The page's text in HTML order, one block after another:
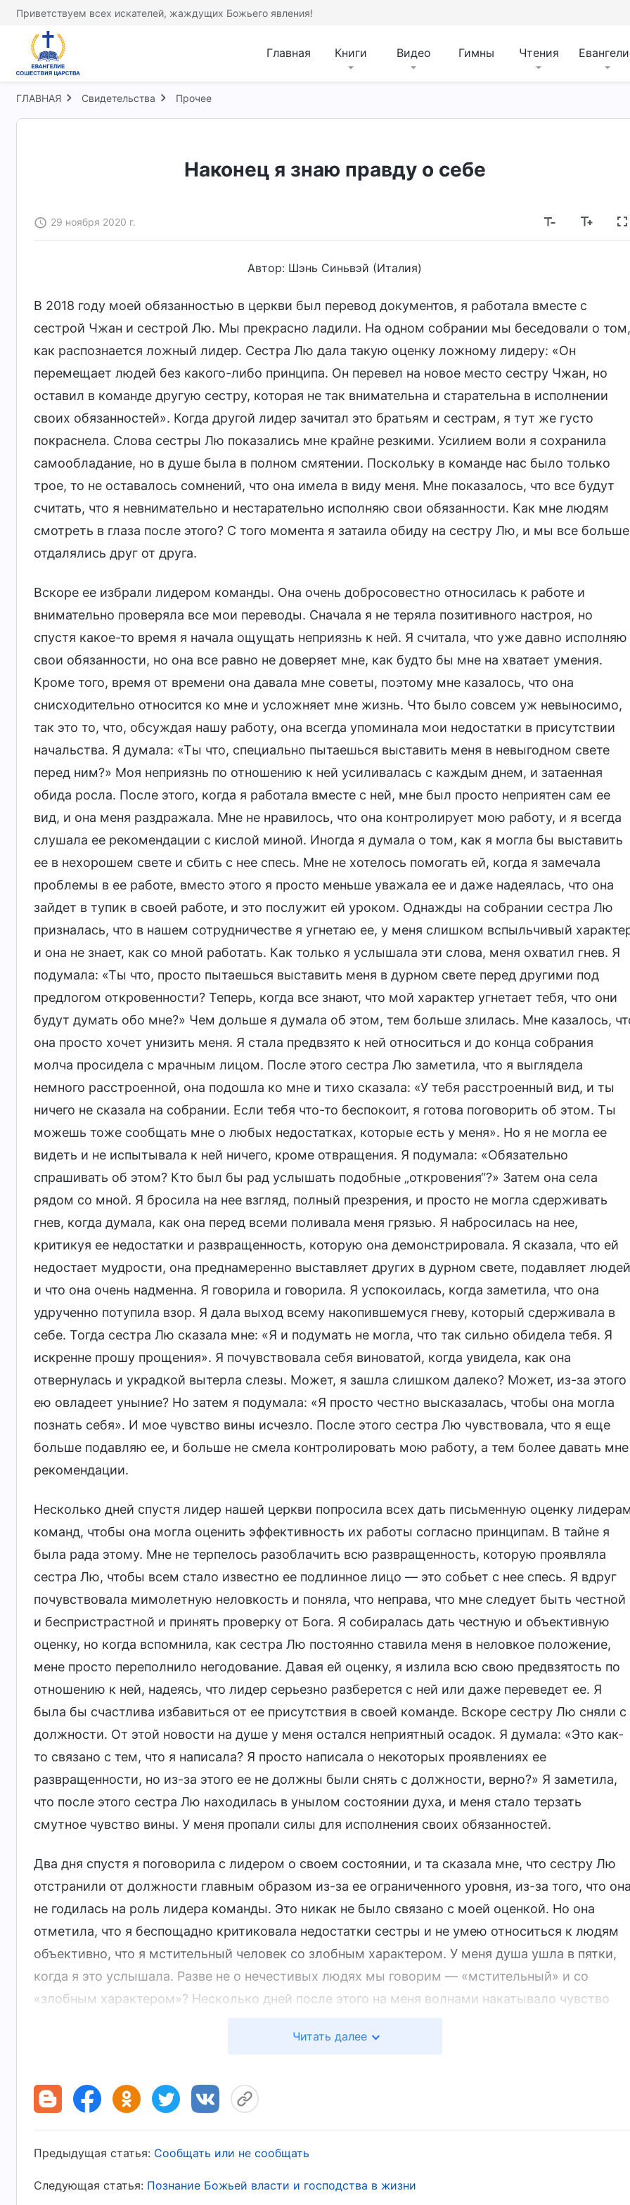
Приветствуем всех искателей, жаждущих Божьего явления!
Главная Книги Видео Гимны Чтения
ГЛАВНАЯ Свидетельства Прочее
Наконец я знаю правду о себе
29 ноября 2020 г.
Автор: Шэнь Синьвэй (Италия)
В 2018 году моей обязанностью в церкви был перевод документов, я работала вместе с
сестрой Чжан и сестрой Лю. Мы прекрасно ладили. На одном собрании мы беседовали о том,
как распознается ложный лидер. Сестра Лю дала такую оценку ложному лидеру: «Он
перемещает людей без какого-либо принципа. Он перевел на новое место сестру Чжан, но
оставил в команде другую сестру, которая не так внимательна и старательна в исполнении
своих обязанностей». Когда другой лидер зачитал это братьям и сестрам, я тут же густо
покраснела. Слова сестры Лю показались мне крайне резкими. Усилием воли я сохранила
самообладание, но в душе была в полном смятении. Поскольку в команде нас было только
трое, то не оставалось сомнений, что она имела в виду меня. Мне показалось, что все будут
считать, что я невнимательно и нестарательно исполняю свои обязанности. Как мне людям
смотреть в глаза после этого? С того момента я затаила обиду на сестру Лю, и мы все больше
отдалялись друг от друга.
Вскоре ее избрали лидером команды. Она очень добросовестно относилась к работе и
внимательно проверяла все мои переводы. Сначала я не теряла позитивного настроя, но
спустя какое-то время я начала ощущать неприязнь к ней. Я считала, что уже давно исполняю
свои обязанности, но она все равно не доверяет мне, как будто бы мне на хватает умения.
Кроме того, время от времени она давала мне советы, поэтому мне казалось, что она
снисходительно относится ко мне и усложняет мне жизнь. Что было совсем уж невыносимо,
так это то, что, обсуждая нашу работу, она всегда упоминала мои недостатки в присутствии
начальства. Я думала: «Ты что, специально пытаешься выставить меня в невыгодном свете
перед ним?» Моя неприязнь по отношению к ней усиливалась с каждым днем, и затаенная
обида росла. После этого, когда я работала вместе с ней, мне был просто неприятен сам ее
вид, и она меня раздражала. Мне не нравилось, что она контролирует мою работу, и я всегда
слушала ее рекомендации с кислой миной. Иногда я думала о том, как я могла бы выставить
ее в нехорошем свете и сбить с нее спесь. Мне не хотелось помогать ей, когда я замечала
проблемы в ее работе, вместо этого я просто меньше уважала ее и даже надеялась, что она
зайдет в тупик в своей работе, и это послужит ей уроком. Однажды на собрании сестра Лю
призналась, что в нашем сотрудничестве я угнетаю ее, у меня слишком вспыльчивый
и она не знает, как со мной работать. Как только я услышала эти слова, меня охватил гнев. Я
подумала: «Ты что, просто пытаешься выставить меня в дурном свете перед другими под
предлогом откровенности? Теперь, когда все знают, что мой характер угнетает тебя, что они
будут думать обо мне?» Чем дольше я думала об этом, тем больше злилась. Мне казалось,
она просто хочет унизить меня. Я стала предвзято к ней относиться и до конца собрания
молча просидела с мрачным лицом. После этого сестра Лю заметила, что я выглядела
немного расстроенной, она подошла ко мне и тихо сказала: «У тебя расстроенный вид, и ты
ничего не сказала на собрании. Если тебя что-то беспокоит, я готова поговорить об этом. Ты
можешь тоже сообщать мне о любых недостатках, которые есть у меня». Но я не могла ее
видеть и не испытывала к ней ничего, кроме отвращения. Я подумала: «Обязательно
спрашивать об этом? Кто был бы рад услышать подобные „откровения“?» Затем она села
рядом со мной. Я бросила на нее взгляд, полный презрения, и просто не могла сдерживать
гнев, когда думала, как она перед всеми поливала меня грязью. Я набросилась на нее,
критикуя ее недостатки и развращенность, которую она демонстрировала. Я сказала, что ей
недостает мудрости, она преднамеренно выставляет других в дурном свете, подавляет людей
и что она очень надменна. Я говорила и говорила. Я успокоилась, когда заметила, что она
удрученно потупила взор. Я дала выход всему накопившемуся гневу, который сдерживала в
себе. Тогда сестра Лю сказала мне: «Я и подумать не могла, что так сильно обидела тебя. Я
искренне прошу прощения». Я почувствовала себя виноватой, когда увидела, как она
отвернулась и украдкой вытерла слезы. Может, я зашла слишком далеко? Может, из-за этого
ею овладеет уныние? Но затем я подумала: «Я просто честно высказалась, чтобы она могла
познать себя». И мое чувство вины исчезло. После этого сестра Лю чувствовала, что я еще
больше подавляю ее, и больше не смела контролировать мою работу, а тем более давать мне
рекомендации.
Несколько дней спустя лидер нашей церкви попросила всех дать письменную оценку
команд, чтобы она могла оценить эффективность их работы согласно принципам. В тайне я
была рада этому. Мне не терпелось разоблачить всю развращенность, которую проявляла
сестра Лю, чтобы всем стало известно ее подлинное лицо — это собьет с нее спесь. Я вдруг
почувствовала мимолетную неловкость и поняла, что неправа, что мне следует быть честной
и беспристрастной и принять проверку от Бога. Я собиралась дать честную и объективную
оценку, но когда вспомнила, как сестра Лю постоянно ставила меня в неловкое положение,
мене просто переполнило негодование. Давая ей оценку, я излила всю свою предвзятость по
отношению к ней, надеясь, что лидер серьезно разберется с ней или даже переведет ее. Я
была бы счастлива избавиться от ее присутствия в своей команде. Вскоре сестру Лю сняли с
должности. От этой новости на душе у меня остался неприятный осадок. Я думала: «Это как-
то связано с тем, что я написала? Я просто написала о некоторых проявлениях ее
развращенности, но из-за этого ее не должны были снять с должности, верно?» Я заметила,
что после этого сестра Лю находилась в унылом состоянии духа, и меня стало терзать
смутное чувство вины. У меня пропали силы для исполнения своих обязанностей.
Два дня спустя я поговорила с лидером о своем состоянии, и та сказала мне, что сестру Лю
отстранили от должности главным образом из-за ее ограниченного уровня, из-за того, что
не годилась на роль лидера команды. Это никак не было связано с моей оценкой. Но она
отметила, что я беспощадно критиковала недостатки сестры и не умею относиться к людям
объективно, что я мстительный человек со злобным характером. У меня душа ушла в пятки,
когда я это услышала. Разве не о нечестивых людях мы говорим — «мстительный» и со
«злобным характером»? Несколько дней после этого на меня волнами накатывало чувство
человек. Мучаясь этой душевной болью, я предстала перед Богом в молитве: «О Боже, эта
меня, чтобы я по-настоящему познала себя».
После молитвы я прочла этот отрывок из Божьих слов: «Способны ли вы придумать
различные способы наказать людей, потому что они вам не нравятся или не ладят с вами?
принижали людей, отпускали язвительные замечания и саркастично относились к ним?
Читать далее
Предыдущая статья: Сообщать или не сообщать
Следующая статья: Познание Божьей власти и господства в жизни